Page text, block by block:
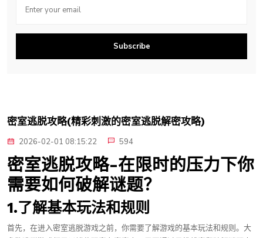
Subscribe
密室逃脱攻略(精彩刺激的密室逃脱解密攻略)
2026-02-01 08:15:22 594
密室逃脱攻略-在限时的压力下你
需要如何破解谜题？
1.了解基本玩法和规则
首先，在进入密室逃脱游戏之前，你需要了解游戏的基本玩法和规则。大